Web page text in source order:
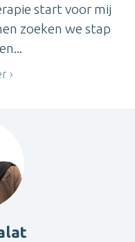
start voor mij
zoeken we stap